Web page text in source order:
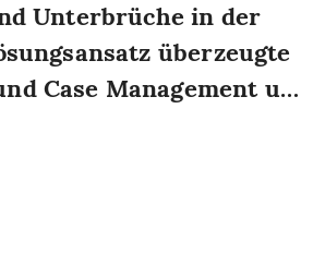
Unterbrüche in der
überzeugte
Case Management und
in Care Management an
Durch die